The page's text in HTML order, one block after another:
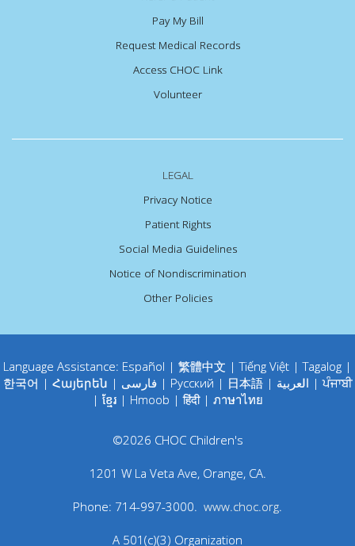
Pay My Bill
Request Medical Records
Access CHOC Link
Volunteer
LEGAL
Privacy Notice
Patient Rights
Social Media Guidelines
Notice of Nondiscrimination
Other Policies
Language Assistance: Español | 繁體中文 |Tiếng Việt |Tagalog |
한국어 | Հայերեն | فارسی| Русский | 日本語| العربية |ਪੰਜਾਬੀ
| ខ្មែរ | Hmoob |हिंदी| ภาษาไทย
©2026 CHOC Children's
1201 W La Veta Ave, Orange, CA.
Phone: 714-997-3000. www.choc.org.
A 501(c)(3) Organization